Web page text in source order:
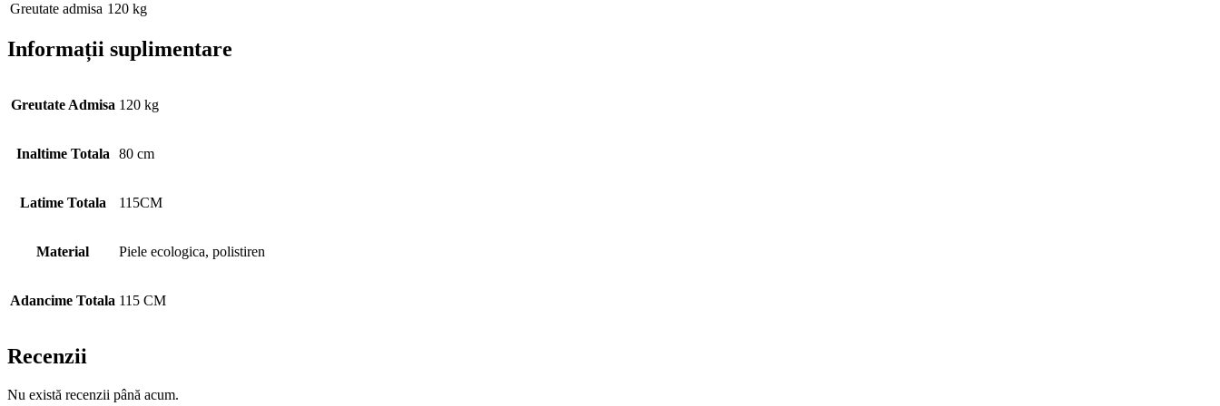
Greutate admisa 120 kg
Informații suplimentare
Greutate Admisa 120 kg
Inaltime Totala 80 cm
Latime Totala 115CM
Material Piele ecologica, polistiren
Adancime Totala 115 CM
Recenzii
Nu există recenzii până acum.